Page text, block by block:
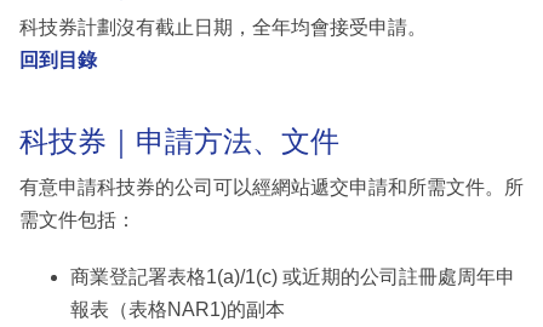
科技券計劃沒有截止日期，全年均會接受申請。
回到目錄
科技券｜申請方法、文件
有意申請科技券的公司可以經網站遞交申請和所需文件。所
需文件包括：
商業登記署表格1(a)/1(c) 或近期的公司註冊處周年申
報表（表格NAR1)的副本